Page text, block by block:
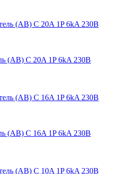
(АВ) C 20A 1P 6kA 230В
(АВ) C 16A 1P 6kA 230В